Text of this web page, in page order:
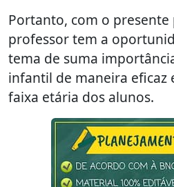
Portanto, com o presente
professor tem a
tema de suma
infantil de maneira eficaz
faixa etária dos alunos.